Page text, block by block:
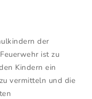
der
ist zu
Kindern ein
vermitteln und die